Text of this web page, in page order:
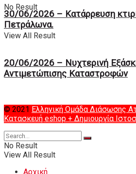
No Result
View All Result
30/06/2026 – Κατάρρευση
Πετράλωνα.
20/06/2026 – Νυχτερινή
Αντιμετώπισης Καταστροφών
© 2021 Ελληνική Ομάδα Διάσωσης
Κατασκευή eshop + Δημιουργία
No Result
View All Result
Αρχική